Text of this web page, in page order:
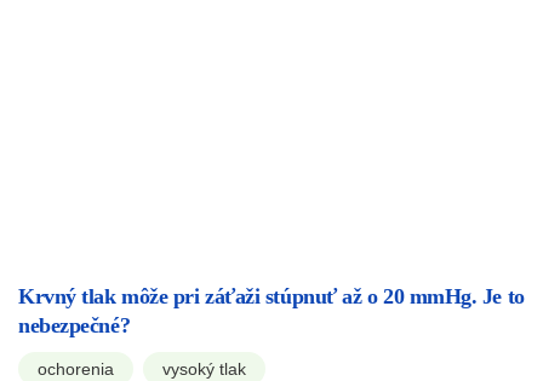
Krvný tlak môže pri záťaži stúpnuť až o 20 mmHg. Je to
nebezpečné?
ochorenia vysoký tlak